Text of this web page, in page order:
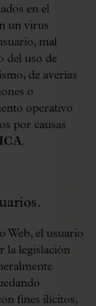
en el
un virus
mal
del uso de
de averías
o
operativo
por causas
.
Web, el usuario
la legislación
fines ilícitos,